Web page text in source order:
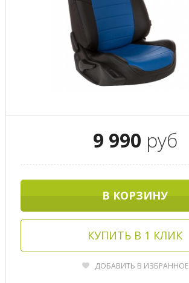
9 990 руб
В КОРЗИНУ
КУПИТЬ В 1 КЛИК
ДОБАВИТЬ В ИЗБРАННОЕ